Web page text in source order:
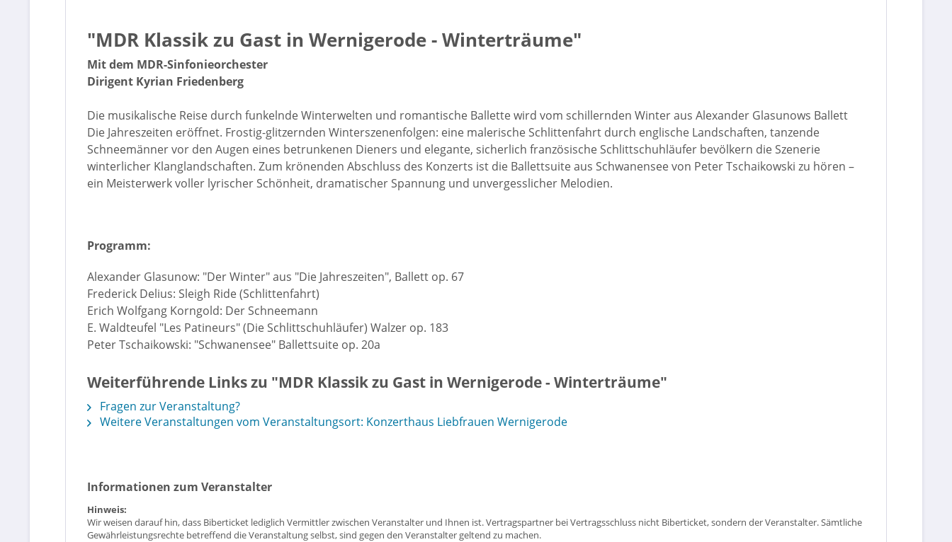
"MDR Klassik zu Gast in Wernigerode - Winterträume"
Mit dem MDR-Sinfonieorchester
Dirigent Kyrian Friedenberg
Die musikalische Reise durch funkelnde Winterwelten und romantische Ballette wird vom schillernden Winter aus Alexander Glasunows Ballett
Die Jahreszeiten eröffnet. Frostig-glitzernden Winterszenenfolgen: eine malerische Schlittenfahrt durch englische Landschaften, tanzende
Schneemänner vor den Augen eines betrunkenen Dieners und elegante, sicherlich französische Schlittschuhläufer bevölkern die Szenerie
winterlicher Klanglandschaften. Zum krönenden Abschluss des Konzerts ist die Ballettsuite aus Schwanensee von Peter Tschaikowski zu hören –
ein Meisterwerk voller lyrischer Schönheit, dramatischer Spannung und unvergesslicher Melodien.
Programm:
Alexander Glasunow: "Der Winter" aus "Die Jahreszeiten", Ballett op. 67
Frederick Delius: Sleigh Ride (Schlittenfahrt)
Erich Wolfgang Korngold: Der Schneemann
E. Waldteufel "Les Patineurs" (Die Schlittschuhläufer) Walzer op. 183
Peter Tschaikowski: "Schwanensee" Ballettsuite op. 20a
Weiterführende Links zu "MDR Klassik zu Gast in Wernigerode - Winterträume"
Fragen zur Veranstaltung?
Weitere Veranstaltungen vom Veranstaltungsort: Konzerthaus Liebfrauen Wernigerode
Informationen zum Veranstalter
Hinweis:
Wir weisen darauf hin, dass Biberticket lediglich Vermittler zwischen Veranstalter und Ihnen ist. Vertragspartner bei Vertragsschluss nicht Biberticket, sondern der Veranstalter. Sämtliche
Gewährleistungsrechte betreffend die Veranstaltung selbst, sind gegen den Veranstalter geltend zu machen.